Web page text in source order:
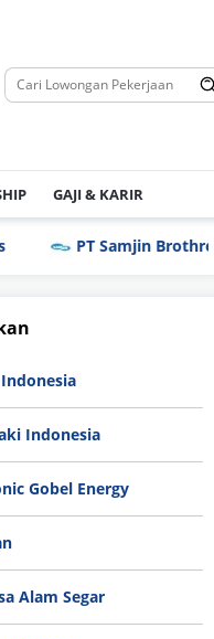
GAJI & KARIR
Samjin Brothread Indonesia
Indonesia
Gobel Energy
Alam Segar